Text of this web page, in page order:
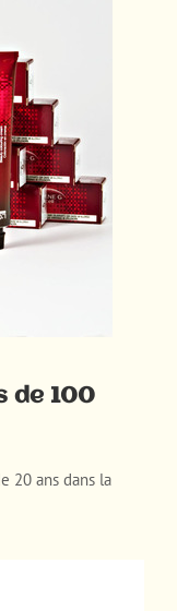
de 100
20 ans dans la